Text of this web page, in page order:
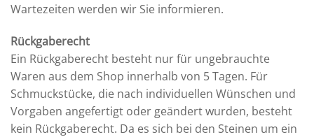
Wartezeiten werden wir Sie informieren.
Rückgaberecht
Ein Rückgaberecht besteht nur für ungebrauchte
Waren aus dem Shop innerhalb von 5 Tagen. Für
Schmuckstücke, die nach individuellen Wünschen und
Vorgaben angefertigt oder geändert wurden, besteht
kein Rückgaberecht. Da es sich bei den Steinen um ein